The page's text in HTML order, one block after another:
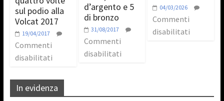
sul podio alla
Volcat 2017
19/04/2017
Commenti
disabilitati
d’argento e 5
di bronzo
31/08/2017
Commenti
disabilitati
04/03/2026
Commenti
disabilitati
In evidenza